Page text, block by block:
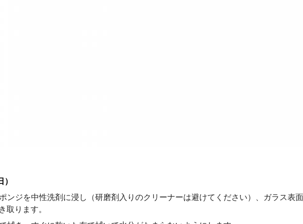
ンジを中性洗剤に浸し（研磨剤入りのクリーナーは避けてください）、ガラス表
取ります。